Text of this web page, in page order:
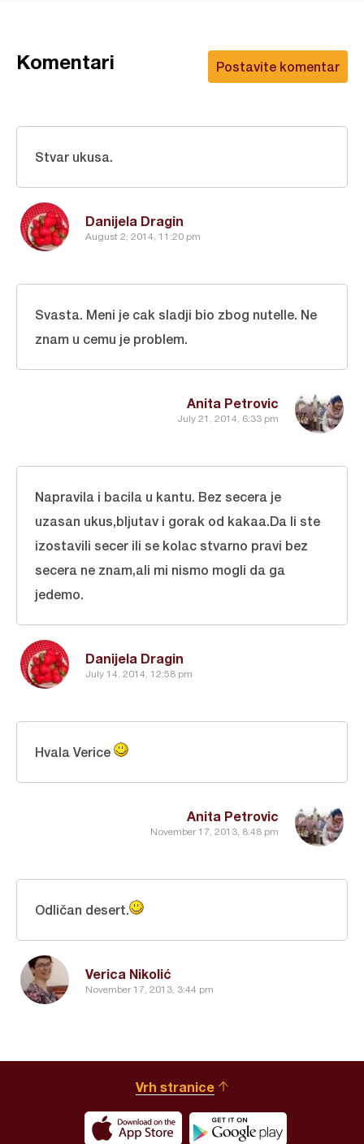
Postavite komentar
Komentari
Danijela Dragin
August 2, 2014, 11:20 pm
Stvar ukusa.
Anita Petrovic
July 21, 2014, 6:33 pm
Svasta. Meni je cak sladji bio zbog nutelle. Ne
znam u cemu je problem.
Danijela Dragin
July 14, 2014, 12:58 pm
Napravila i bacila u kantu. Bez secera je
uzasan ukus,bljutav i gorak od kakaa.Da li ste
izostavili secer ili se kolac stvarno pravi bez
secera ne znam,ali mi nismo mogli da ga
jedemo.
Anita Petrovic
November 17, 2013, 8:48 pm
Hvala Verice
Verica Nikolić
November 17, 2013, 3:44 pm
Odličan desert.
Vrh stranice